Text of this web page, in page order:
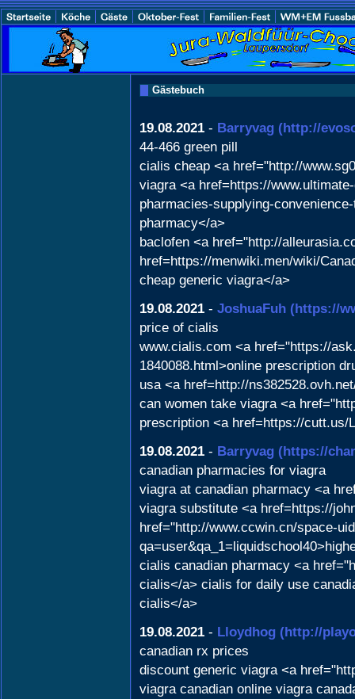
Gästebuch
19.08.2021 - Barryvag (http://
44-466 green pill
cialis cheap <a href="http://
viagra <a href=https://
pharmacies-supplying-
pharmacy</a>
baclofen <a href="http://
href=https://menwiki.men/wiki/
cheap generic viagra</a>
19.08.2021 - JoshuaFuh (https://
price of cialis
www.cialis.com <a href="https://
1840088.html>online prescription
usa <a href=http://
can women take viagra <a
prescription <a href=https://cutt.us/
19.08.2021 - Barryvag (https://
canadian pharmacies for viagra
viagra at canadian pharmacy <a
viagra substitute <a href=https://
href="http://www.ccwin.cn/space-
cialis canadian pharmacy <a
cialis</a> cialis for daily use
cialis</a>
19.08.2021 - Lloydhog (http://
canadian rx prices
discount generic viagra <a
viagra canadian online viagra